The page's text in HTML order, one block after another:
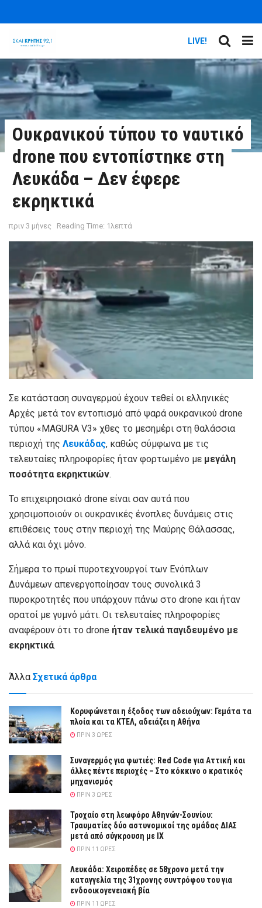
LIVE!
Ουκρανικού τύπου το ναυτικό
drone που εντοπίστηκε στη
Λευκάδα – Δεν έφερε
εκρηκτικά
πριν 3 μήνες Reading Time: 1λεπτά
Σε κατάσταση συναγερμού έχουν τεθεί οι ελληνικές
Αρχές μετά τον εντοπισμό από ψαρά ουκρανικού drone
τύπου «MAGURA V3» χθες το μεσημέρι στη θαλάσσια
περιοχή της Λευκάδας, καθώς σύμφωνα με τις
τελευταίες πληροφορίες ήταν φορτωμένο με μεγάλη
ποσότητα εκρηκτικών.
Το επιχειρησιακό drone είναι σαν αυτά που
χρησιμοποιούν οι ουκρανικές ένοπλες δυνάμεις στις
επιθέσεις τους στην περιοχή της Μαύρης Θάλασσας,
αλλά και όχι μόνο.
Σήμερα το πρωί πυροτεχνουργοί των Ενόπλων
Δυνάμεων απενεργοποίησαν τους συνολικά 3
πυροκροτητές που υπάρχουν πάνω στο drone και ήταν
ορατοί με γυμνό μάτι. Οι τελευταίες πληροφορίες
αναφέρουν ότι το drone ήταν τελικά παγιδευμένο με
εκρηκτικά.
Άλλα Σχετικά άρθρα
Κορυφώνεται η έξοδος των αδειούχων: Γεμάτα τα
πλοία και τα ΚΤΕΛ, αδειάζει η Αθήνα
ΠΡΙΝ 3 ΏΡΕΣ
Συναγερμός για φωτιές: Red Code για Αττική και
άλλες πέντε περιοχές – Στο κόκκινο ο κρατικός
μηχανισμός
ΠΡΙΝ 3 ΏΡΕΣ
Τροχαίο στη λεωφόρο Αθηνών-Σουνίου:
Τραυματίες δύο αστυνομικοί της ομάδας ΔΙΑΣ
μετά από σύγκρουση με ΙΧ
ΠΡΙΝ 11 ΏΡΕΣ
Λευκάδα: Χειροπέδες σε 58χρονο μετά την
καταγγελία της 31χρονης συντρόφου του για
ενδοοικογενειακή βία
ΠΡΙΝ 11 ΏΡΕΣ